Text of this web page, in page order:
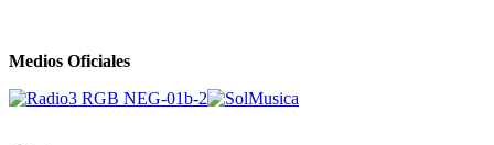
Medios Oficiales